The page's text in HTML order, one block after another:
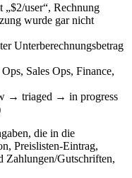
„$2/user“, Rechnung
wurde gar nicht
Unterberechnungsbetrag
Sales Ops, Finance,
→ triaged → in progress
die in die
Preislisten‑Eintrag,
Zahlungen/Gutschriften,